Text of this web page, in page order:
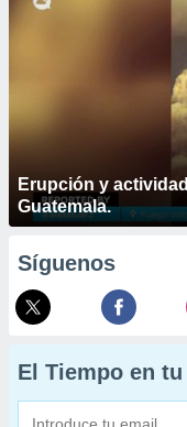
Erupción y
Guatemala.
Síguenos
El Tiempo en tu